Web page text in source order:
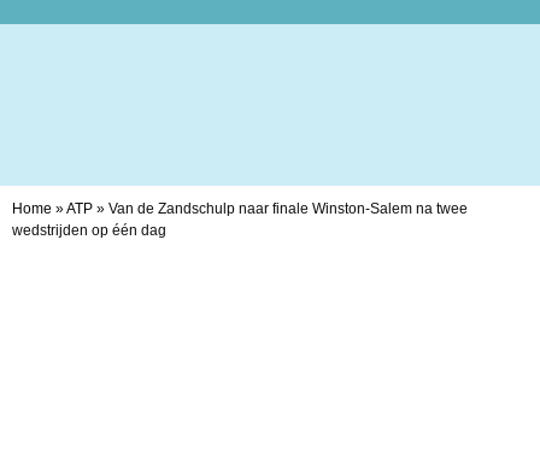
Home »ATP » Van de Zandschulp naar finale Winston-Salem na twee
wedstrijden op één dag